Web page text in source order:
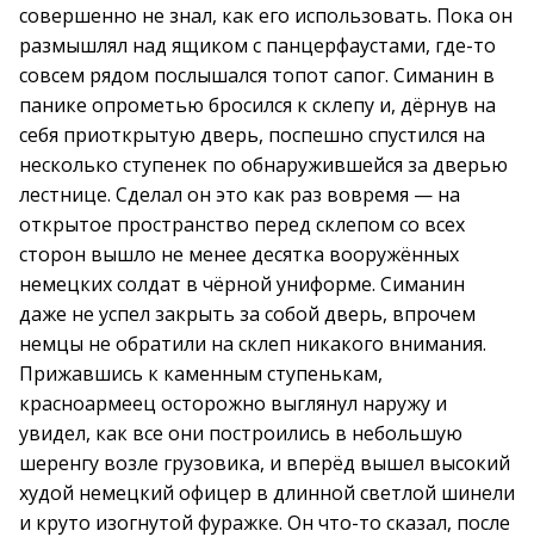
совершенно не знал, как его использовать. Пока он
размышлял над ящиком с панцерфаустами, где-то
совсем рядом послышался топот сапог. Симанин в
панике опрометью бросился к склепу и, дёрнув на
себя приоткрытую дверь, поспешно спустился на
несколько ступенек по обнаружившейся за дверью
лестнице. Сделал он это как раз вовремя — на
открытое пространство перед склепом со всех
сторон вышло не менее десятка вооружённых
немецких солдат в чёрной униформе. Симанин
даже не успел закрыть за собой дверь, впрочем
немцы не обратили на склеп никакого внимания.
Прижавшись к каменным ступенькам,
красноармеец осторожно выглянул наружу и
увидел, как все они построились в небольшую
шеренгу возле грузовика, и вперёд вышел высокий
худой немецкий офицер в длинной светлой шинели
и круто изогнутой фуражке. Он что-то сказал, после